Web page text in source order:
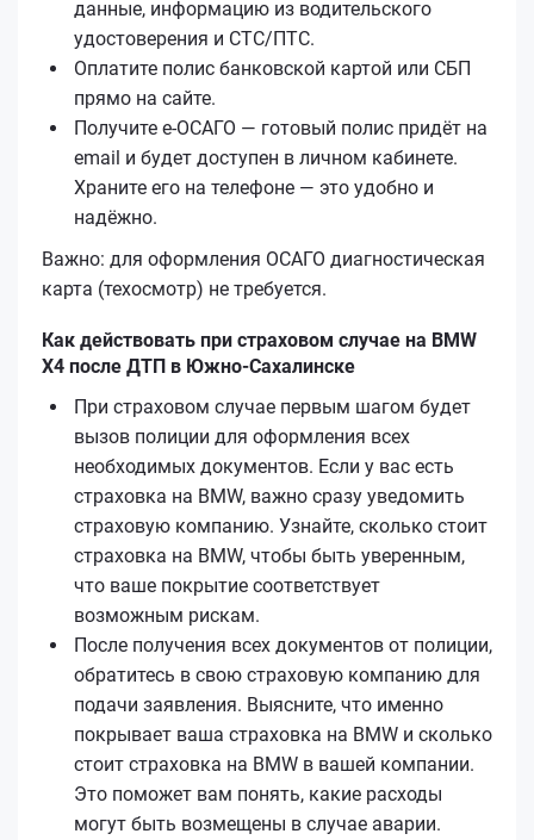
данные, информацию из водительского
удостоверения и СТС/ПТС.
Оплатите полис банковской картой или СБП
прямо на сайте.
Получите е‑ОСАГО — готовый полис придёт на
email и будет доступен в личном кабинете.
Храните его на телефоне — это удобно и
надёжно.
Важно: для оформления ОСАГО диагностическая
карта (техосмотр) не требуется.
Как действовать при страховом случае на BMW
X4 после ДТП в Южно-Сахалинске
При страховом случае первым шагом будет
вызов полиции для оформления всех
необходимых документов. Если у вас есть
страховка на BMW, важно сразу уведомить
страховую компанию. Узнайте, сколько стоит
страховка на BMW, чтобы быть уверенным,
что ваше покрытие соответствует
возможным рискам.
После получения всех документов от полиции,
обратитесь в свою страховую компанию для
подачи заявления. Выясните, что именно
покрывает ваша страховка на BMW и сколько
стоит страховка на BMW в вашей компании.
Это поможет вам понять, какие расходы
могут быть возмещены в случае аварии.